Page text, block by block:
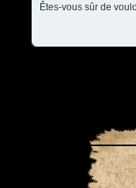
Êtes-vous sûr de